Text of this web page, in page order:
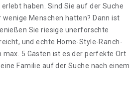
haben. Sind Sie auf der Suche
Menschen hatten? Dann ist
Sie riesige unerforschte
und echte Home-Style-Ranch-
5 Gästen ist es der perfekte Ort
Familie auf der Suche nach einem